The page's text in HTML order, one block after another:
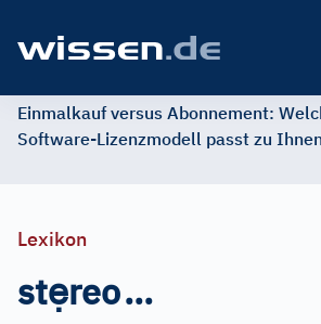
Einmalkauf versus Abonnement:
Software-Lizenzmodell passt zu
Lexikon
stẹreo...